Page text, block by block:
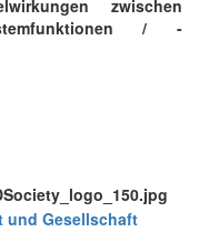
zwischen
/ -
und Gesellschaft